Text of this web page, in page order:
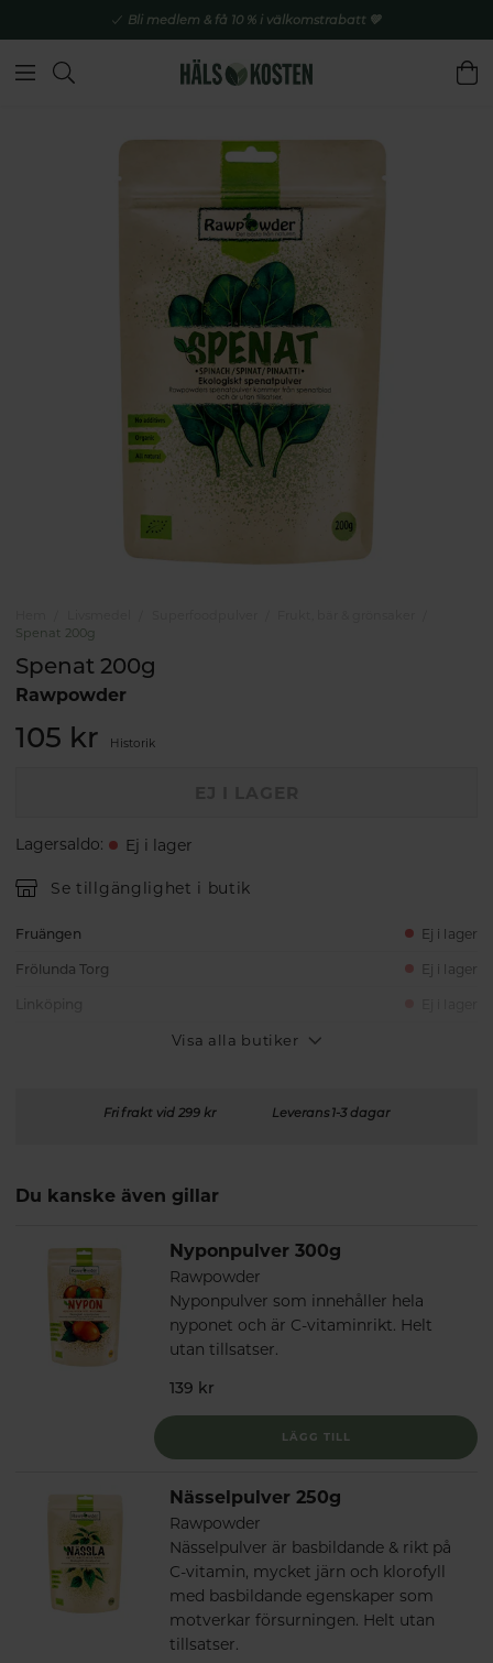
Bli medlem & få 10 % i välkomstrabatt 💚
Spenat 200g
Spenat 200g
Rawpowder
105 kr Historik
Lagersaldo: Ej i lager
Se tillgänglighet i butik
Fruängen Ej i lager
Frölunda Torg Ej i lager
Visa alla butiker
Fri frakt vid 299 kr Leverans 1-3 dagar
Du kanske även gillar
Nyponpulver 300g
Rawpowder
Nyponpulver som innehåller hela
nyponet och är C-vitaminrikt. Helt
utan tillsatser.
139 kr
LÄGG TILL
Nässelpulver 250g
Rawpowder
Nässelpulver är basbildande & rikt på
C-vitamin, mycket järn och klorofyll
med basbildande egenskaper som
motverkar försurningen. Helt utan
tillsatser.